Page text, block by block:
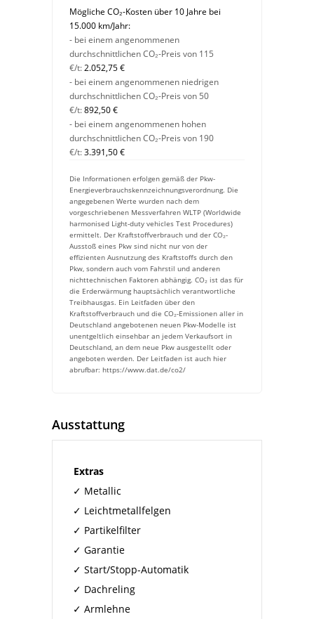
Mögliche CO₂-Kosten über 10 Jahre bei
15.000 km/Jahr:
- bei einem angenommenen
durchschnittlichen CO₂-Preis von 115
€/t:2.052,75 €
- bei einem angenommenen niedrigen
durchschnittlichen CO₂-Preis von 50
€/t:892,50 €
- bei einem angenommenen hohen
durchschnittlichen CO₂-Preis von 190
€/t:3.391,50 €
Die Informationen erfolgen gemäß der Pkw-
Energieverbrauchskennzeichnungsverordnung. Die
angegebenen Werte wurden nach dem
vorgeschriebenen Messverfahren WLTP (Worldwide
harmonised Light-duty vehicles Test Procedures)
ermittelt. Der Kraftstoffverbrauch und der CO₂-
Ausstoß eines Pkw sind nicht nur von der
effizienten Ausnutzung des Kraftstoffs durch den
Pkw, sondern auch vom Fahrstil und anderen
nichttechnischen Faktoren abhängig. CO₂ ist das für
die Erderwärmung hauptsächlich verantwortliche
Treibhausgas. Ein Leitfaden über den
Kraftstoffverbrauch und die CO₂-Emissionen aller in
Deutschland angebotenen neuen Pkw-Modelle ist
unentgeltlich einsehbar an jedem Verkaufsort in
Deutschland, an dem neue Pkw ausgestellt oder
angeboten werden. Der Leitfaden ist auch hier
abrufbar: https://www.dat.de/co2/
Ausstattung
Extras
Metallic
Leichtmetallfelgen
Partikelfilter
Garantie
Start/Stopp-Automatik
Dachreling
Armlehne